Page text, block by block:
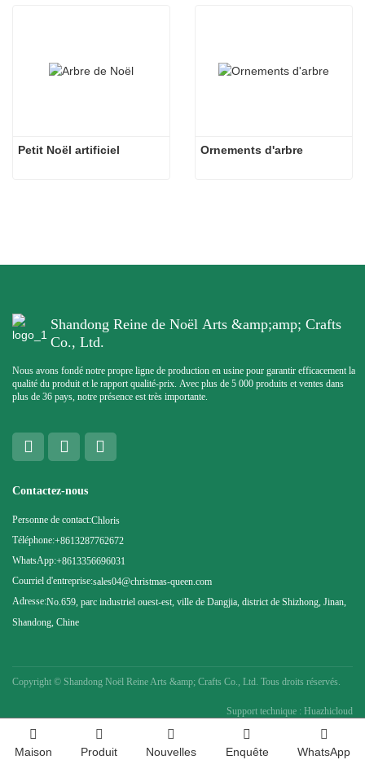
Petit Noël artificiel Ornements d'arbre
Shandong Reine de Noël Arts &amp;amp; Crafts
Co., Ltd.
Nous avons fondé notre propre ligne de production en usine pour garantir efficacement la
qualité du produit et le rapport qualité-prix. Avec plus de 5 000 produits et ventes dans
plus de 36 pays, notre présence est très importante.
Contactez-nous
Personne de contact:Chloris
Téléphone:+8613287762672
WhatsApp:+8613356696031
Courriel d'entreprise:sales04@christmas-queen.com
Adresse:No.659, parc industriel ouest-est, ville de Dangjia, district de Shizhong, Jinan,
Shandong, Chine
Copyright © Shandong Noël Reine Arts &amp; Crafts Co., Ltd. Tous droits réservés.
Support technique : Huazhicloud
Maison Produit Nouvelles Enquête WhatsApp